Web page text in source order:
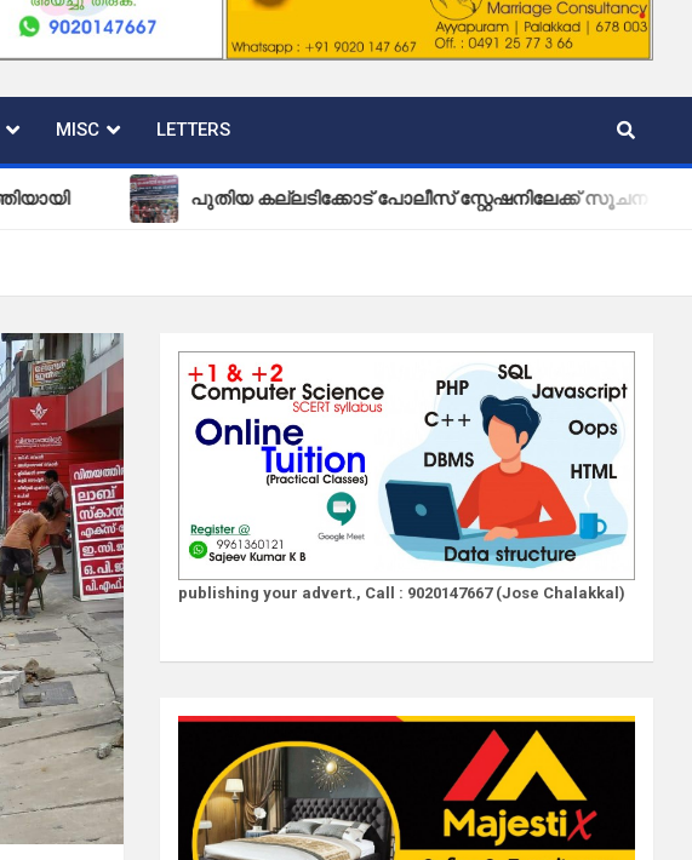
MISC LETTERS
പുതിയ കല്ലടിക്കോട് പോലീസ് സ്റ്റേഷനിലേക്ക് സൂചന ബോർഡ്
publishing your advert., Call : 9020147667 (Jose Chalakkal)